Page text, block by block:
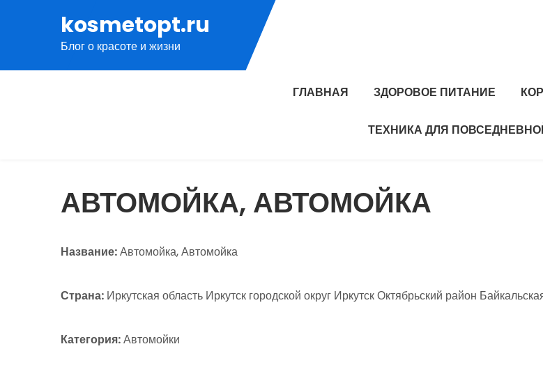
содержимому
kosmetopt.ru
Блог о красоте и жизни
ГЛАВНАЯ ЗДОРОВОЕ ПИТАНИЕ
ТЕХНИКА ДЛЯ
АВТОМОЙКА, АВТОМОЙКА
Название:Автомойка, Автомойка
Страна: Иркутская область Иркутск городской округ Иркутск Октябрьский район
Категория:Автомойки